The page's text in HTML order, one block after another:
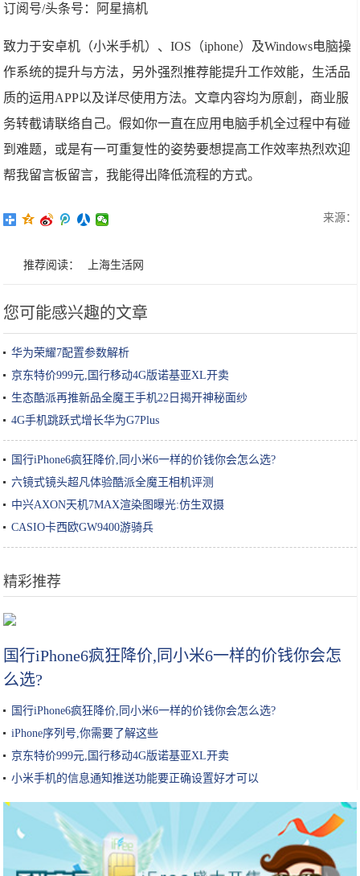
订阅号/头条号：阿星搞机
致力于安卓机（小米手机）、IOS（iphone）及Windows电脑操
作系统的提升与方法，另外强烈推荐能提升工作效能，生活品
质的运用APP以及详尽使用方法。文章内容均为原創，商业服
务转截请联络自己。假如你一直在应用电脑手机全过程中有碰
到难题，或是有一可重复性的姿势要想提高工作效率热烈欢迎
帮我留言板留言，我能得出降低流程的方式。
来源：
推荐阅读： 上海生活网
您可能感兴趣的文章
华为荣耀7配置参数解析
京东特价999元,国行移动4G版诺基亚XL开卖
生态酷派再推新品全魔王手机22日揭开神秘面纱
4G手机跳跃式增长华为G7Plus
国行iPhone6疯狂降价,同小米6一样的价钱你会怎么选?
六镜式镜头超凡体验酷派全魔王相机评测
中兴AXON天机7MAX渲染图曝光:仿生双摄
CASIO卡西欧GW9400游骑兵
精彩推荐
国行iPhone6疯狂降价,同小米6一样的价钱你会怎
么选?
国行iPhone6疯狂降价,同小米6一样的价钱你会怎么选?
iPhone序列号,你需要了解这些
京东特价999元,国行移动4G版诺基亚XL开卖
小米手机的信息通知推送功能要正确设置好才可以